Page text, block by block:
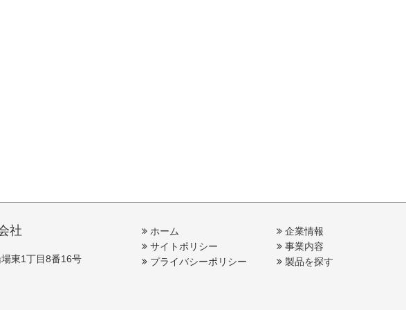
社
東1丁目8番16号
ホーム
サイトポリシー
プライバシーポリシー
企業情報
事業内容
製品を探す